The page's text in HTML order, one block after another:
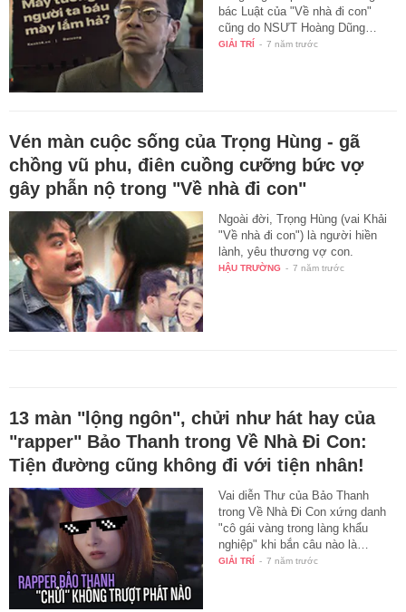
bác Luật của "Về nhà đi con"
cũng do NSƯT Hoàng Dũng…
GIẢI TRÍ - 7 năm trước
Vén màn cuộc sống của Trọng Hùng - gã
chồng vũ phu, điên cuồng cưỡng bức vợ
gây phẫn nộ trong "Về nhà đi con"
Ngoài đời, Trọng Hùng (vai Khải
"Về nhà đi con") là người hiền
lành, yêu thương vợ con.
HẬU TRƯỜNG - 7 năm trước
13 màn "lộng ngôn", chửi như hát hay của
"rapper" Bảo Thanh trong Về Nhà Đi Con:
Tiện đường cũng không đi với tiện nhân!
Vai diễn Thư của Bảo Thanh
trong Về Nhà Đi Con xứng danh
"cô gái vàng trong làng khẩu
nghiệp" khi bắn câu nào là…
GIẢI TRÍ - 7 năm trước